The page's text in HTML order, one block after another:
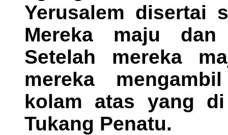
Yerusalem disertai
Mereka maju dan
Setelah mereka
mereka
kolam atas yang
Tukang Penatu.